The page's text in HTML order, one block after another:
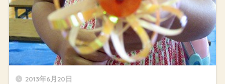
2013年6月20日